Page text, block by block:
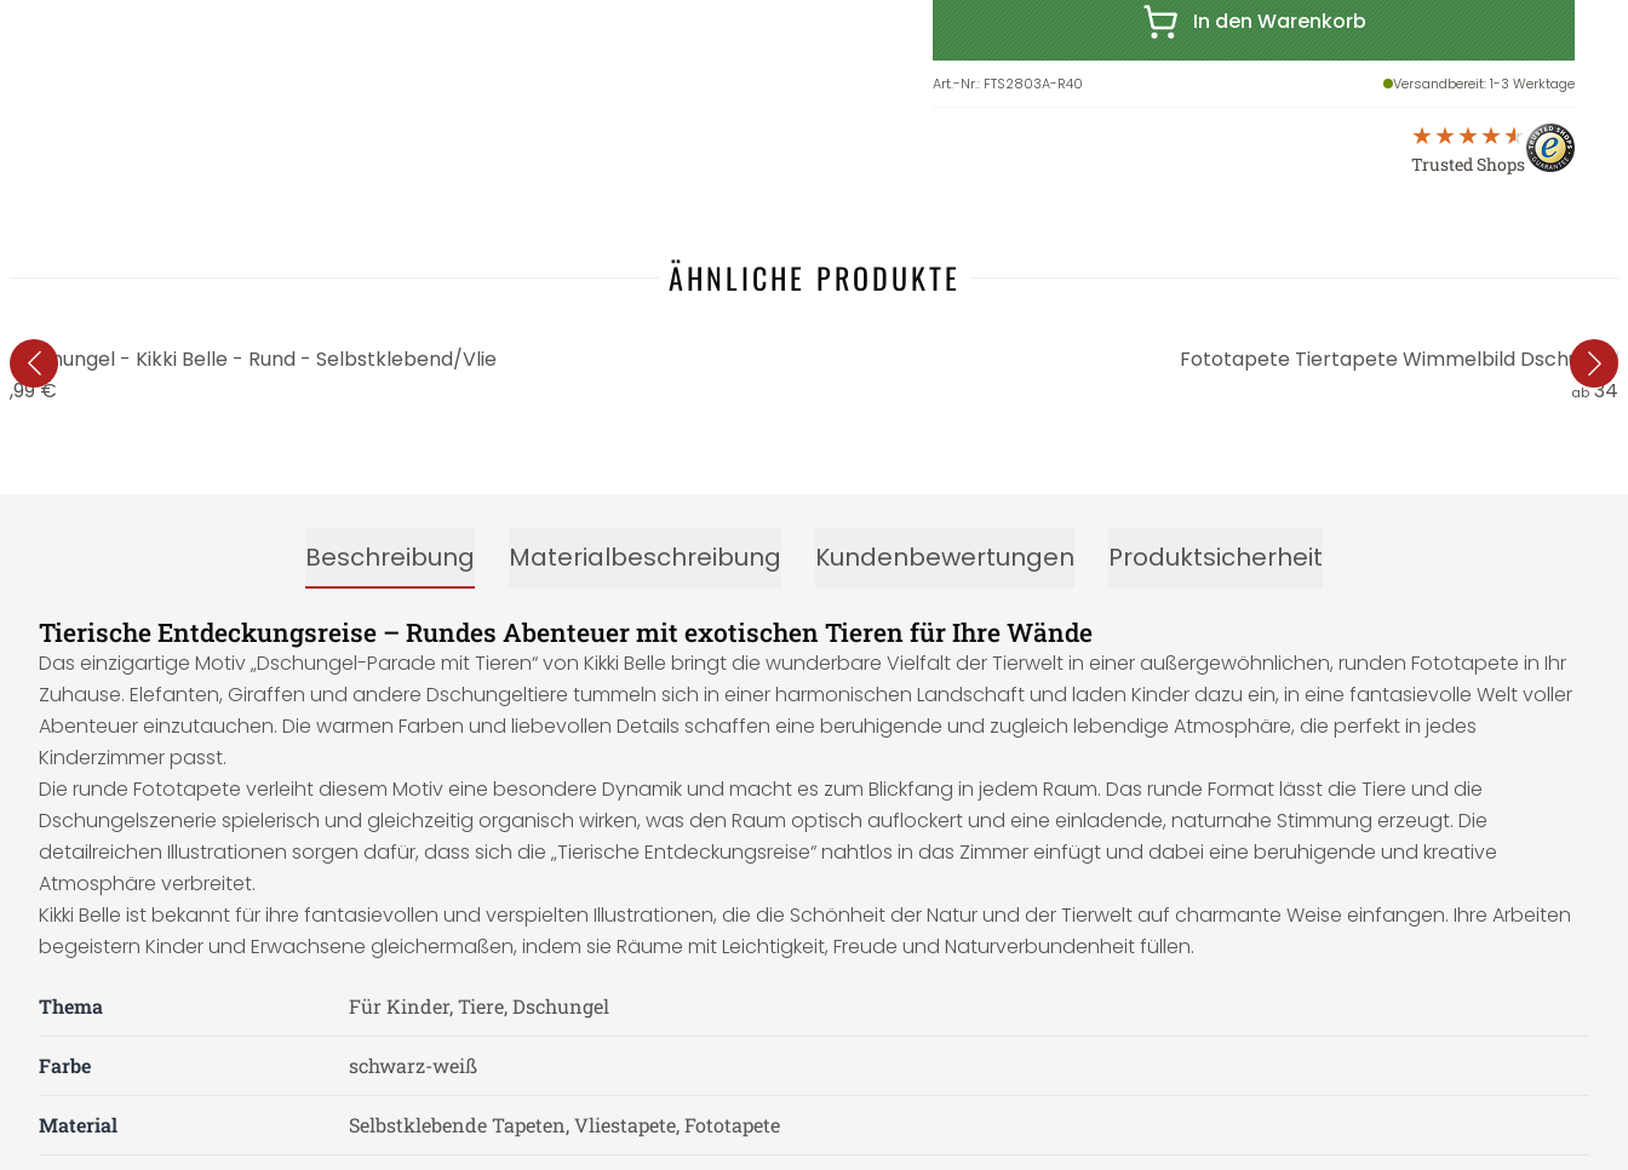
In den Warenkorb
Art.-Nr.: FTS2803A-R40 Versandbereit: 1-3 Werktage
Trusted Shops
ÄHNLICHE PRODUKTE
- Kikki Belle - Rund - Selbstklebend/Vlie
€
Fototapete Tiertapete Wimmelbild
ab
Beschreibung Materialbeschreibung Kundenbewertungen Produktsicherheit
Tierische Entdeckungsreise – Rundes Abenteuer mit exotischen Tieren für Ihre Wände
Das einzigartige Motiv „Dschungel-Parade mit Tieren“ von Kikki Belle bringt die wunderbare Vielfalt der Tierwelt in einer außergewöhnlichen, runden Fototapete in Ihr
Zuhause. Elefanten, Giraffen und andere Dschungeltiere tummeln sich in einer harmonischen Landschaft und laden Kinder dazu ein, in eine fantasievolle Welt voller
Abenteuer einzutauchen. Die warmen Farben und liebevollen Details schaffen eine beruhigende und zugleich lebendige Atmosphäre, die perfekt in jedes
Kinderzimmer passt.
Die runde Fototapete verleiht diesem Motiv eine besondere Dynamik und macht es zum Blickfang in jedem Raum. Das runde Format lässt die Tiere und die
Dschungelszenerie spielerisch und gleichzeitig organisch wirken, was den Raum optisch auflockert und eine einladende, naturnahe Stimmung erzeugt. Die
detailreichen Illustrationen sorgen dafür, dass sich die „Tierische Entdeckungsreise“ nahtlos in das Zimmer einfügt und dabei eine beruhigende und kreative
Atmosphäre verbreitet.
Kikki Belle ist bekannt für ihre fantasievollen und verspielten Illustrationen, die die Schönheit der Natur und der Tierwelt auf charmante Weise einfangen. Ihre Arbeiten
begeistern Kinder und Erwachsene gleichermaßen, indem sie Räume mit Leichtigkeit, Freude und Naturverbundenheit füllen.
Thema Für Kinder, Tiere, Dschungel
Farbe schwarz-weiß
Material Selbstklebende Tapeten, Vliestapete, Fototapete